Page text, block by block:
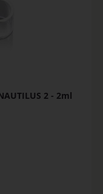
2 - 2ml